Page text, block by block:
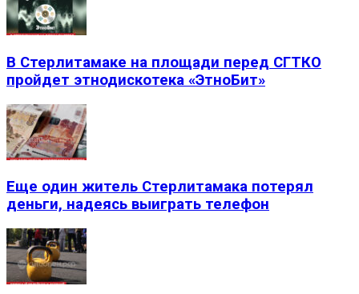
В Стерлитамаке на площади перед СГТКО
пройдет этнодискотека «ЭтноБит»
Еще один житель Стерлитамака потерял
деньги, надеясь выиграть телефон